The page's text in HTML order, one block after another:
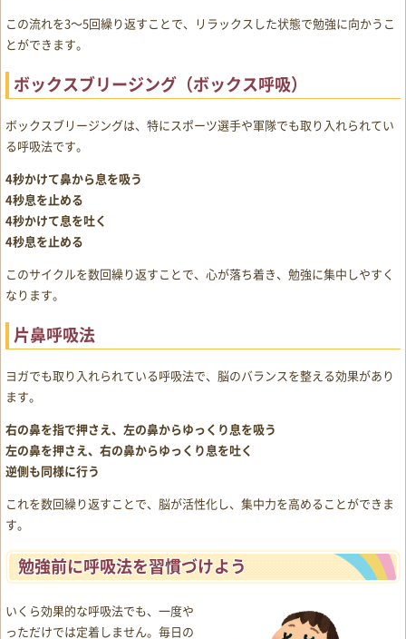
この流れを3〜5回繰り返すことで、リラックスした状態で勉強に向かうこ
とができます。
ボックスブリージング（ボックス呼吸）
ボックスブリージングは、特にスポーツ選手や軍隊でも取り入れられてい
る呼吸法です。
4秒かけて鼻から息を吸う
4秒息を止める
4秒かけて息を吐く
4秒息を止める
このサイクルを数回繰り返すことで、心が落ち着き、勉強に集中しやすく
なります。
片鼻呼吸法
ヨガでも取り入れられている呼吸法で、脳のバランスを整える効果があり
ます。
右の鼻を指で押さえ、左の鼻からゆっくり息を吸う
左の鼻を押さえ、右の鼻からゆっくり息を吐く
逆側も同様に行う
これを数回繰り返すことで、脳が活性化し、集中力を高めることができま
す。
勉強前に呼吸法を習慣づけよう
いくら効果的な呼吸法でも、一度や
っただけでは定着しません。毎日の